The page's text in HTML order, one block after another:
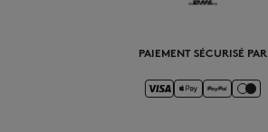
PAIEMENT SÉCURISÉ PAR